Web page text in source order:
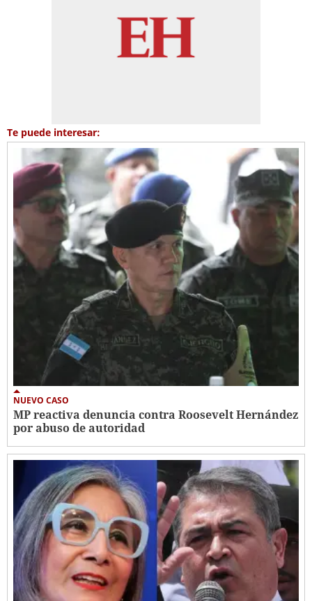
Te puede interesar:
NUEVO CASO
MP reactiva denuncia contra Roosevelt Hernández
por abuso de autoridad